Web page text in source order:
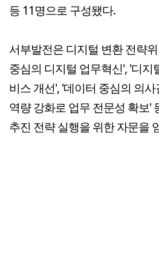
등 11명으로 구성됐다.
서부발전은 디지털 변환 전략
중심의 디지털 업무혁신', '디지
비스 개선', '데이터 중심의 의
역량 강화로 업무 전문성 확보'
추진 전략 실행을 위한 자문을